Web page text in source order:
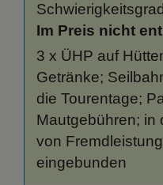
Im Preis nicht
3 x ÜHP auf
Getränke;
die Tourentage;
Mautgebühren; in
von
eingebunden